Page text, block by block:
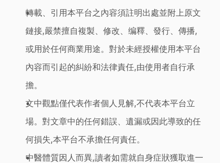
轉載、引用本平台之內容須註明出處並附上原文
鏈接,嚴禁擅自複製、修改、编釋、發行、傳播,
或用於任何商業用途。對於未經授權使用本平台
內容而引起的糾紛和法律責任,由使用者自行承
擔。
文中觀點僅代表作者個人見解,不代表本平台立
場。對文章中的任何錯誤、遺漏或因此導致的任
何損失,本平台不承擔任何責任。
中醫體質因人而異,讀者如需就自身症狀獲取進一